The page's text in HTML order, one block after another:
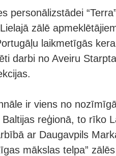
personālizstādei
zālē
laikmetīgās
darbi no Aveiru
ir viens no
reģionā, to rīko
ar Daugavpils
mākslas telpa”